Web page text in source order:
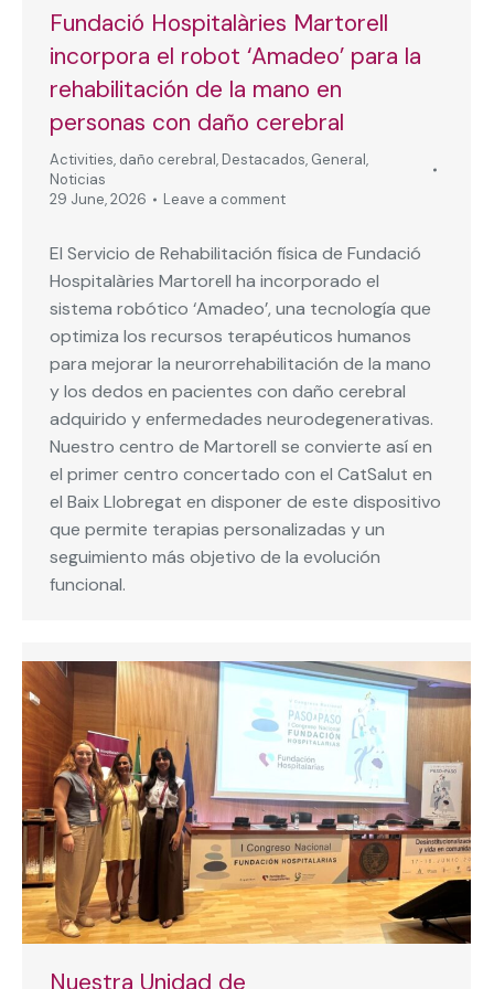
Fundació Hospitalàries Martorell
incorpora el robot ‘Amadeo’ para la
rehabilitación de la mano en
personas con daño cerebral
Activities, daño cerebral, Destacados, General,
Noticias
29 June, 2026
Leave a comment
El Servicio de Rehabilitación física de Fundació
Hospitalàries Martorell ha incorporado el
sistema robótico ‘Amadeo’, una tecnología que
optimiza los recursos terapéuticos humanos
para mejorar la neurorrehabilitación de la mano
y los dedos en pacientes con daño cerebral
adquirido y enfermedades neurodegenerativas.
Nuestro centro de Martorell se convierte así en
el primer centro concertado con el CatSalut en
el Baix Llobregat en disponer de este dispositivo
que permite terapias personalizadas y un
seguimiento más objetivo de la evolución
funcional.
Nuestra Unidad de